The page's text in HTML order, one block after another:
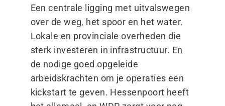
Een centrale ligging met uitvalswegen
over de weg, het spoor en het water.
Lokale en provinciale overheden die
sterk investeren in infrastructuur. En
de nodige goed opgeleide
arbeidskrachten om je operaties een
kickstart te geven. Hessenpoort heeft